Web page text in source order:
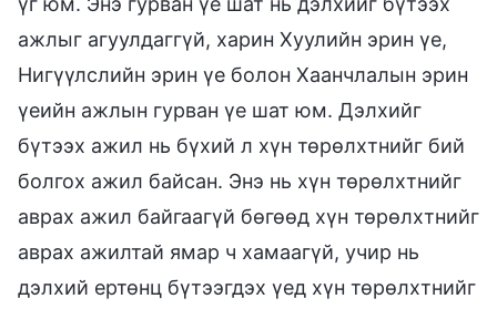
ажлыг агуулдаггүй, харин Хуулийн эрин үе,
Нигүүлслийн эрин үе болон Хаанчлалын эрин
үеийн ажлын гурван үе шат юм. Дэлхийг
бүтээх ажил нь бүхий л хүн төрөлхтнийг бий
болгох ажил байсан. Энэ нь хүн төрөлхтнийг
аврах ажил байгаагүй бөгөөд хүн төрөлхтнийг
аврах ажилтай ямар ч хамаагүй, учир нь
дэлхий ертөнц бүтээгдэх үед хүн төрөлхтнийг